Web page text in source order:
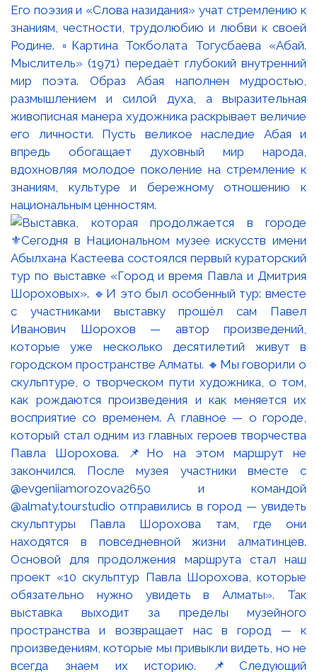
Его поэзия и «Слова назидания» учат стремлению к
знаниям, честности, трудолюбию и любви к своей
Родине. ▫️Картина Токболата Тогусбаева «Абай.
Мыслитель» (1971) передаёт глубокий внутренний
мир поэта. Образ Абая наполнен мудростью,
размышлением и силой духа, а выразительная
живописная манера художника раскрывает величие
его личности. Пусть великое наследие Абая и
впредь обогащает духовный мир народа,
вдохновляя молодое поколение на стремление к
знаниям, культуре и бережному отношению к
национальным ценностям.